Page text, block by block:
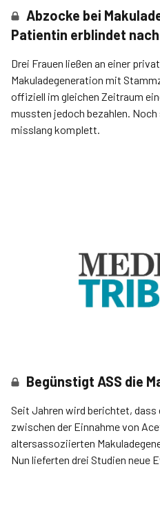
Abzocke bei
Patientin erblindet
Drei Frauen ließen an einer
Makuladegeneration mit
offiziell im gleichen Zeitraum
mussten jedoch bezahlen.
misslang komplett.
Begünstigt ASS die
Seit Jahren wird berichtet, dass
zwischen der Einnahme von
altersassoziierten
Nun lieferten drei Studien neue